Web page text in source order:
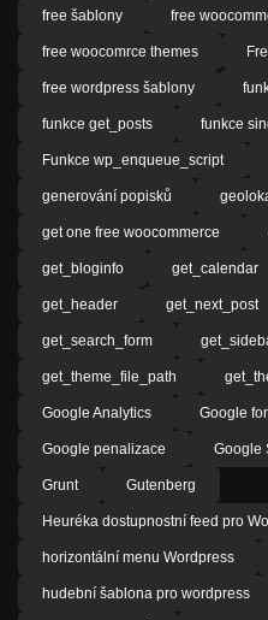
free šablony free
free woocomrce themes
free wordpress šablony
funkce get_posts funkce
Funkce wp_enqueue_script
generování popisků
get one free woocommerce
get_bloginfo get_calendar
get_header get_next_post
get_search_form
get_theme_file_path
Google Analytics Google
Google penalizace Google
Grunt Gutenberg
Heuréka dostupnostní feed pro
horizontální menu Wordpress
hudební šablona pro wordpress